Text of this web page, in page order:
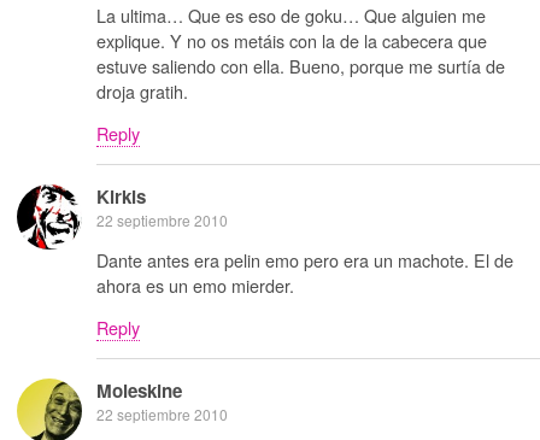
La ultima… Que es eso de goku… Que alguien me
explique. Y no os metáis con la de la cabecera que
estuve saliendo con ella. Bueno, porque me surtía de
droja gratih.
Reply
Kirkis
22 septiembre 2010
Dante antes era pelin emo pero era un machote. El de
ahora es un emo mierder.
Reply
Moleskine
22 septiembre 2010